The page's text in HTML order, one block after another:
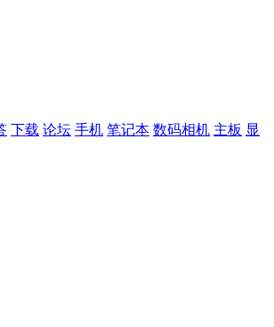
下载 论坛 手机 笔记本 数码相机 主板 显